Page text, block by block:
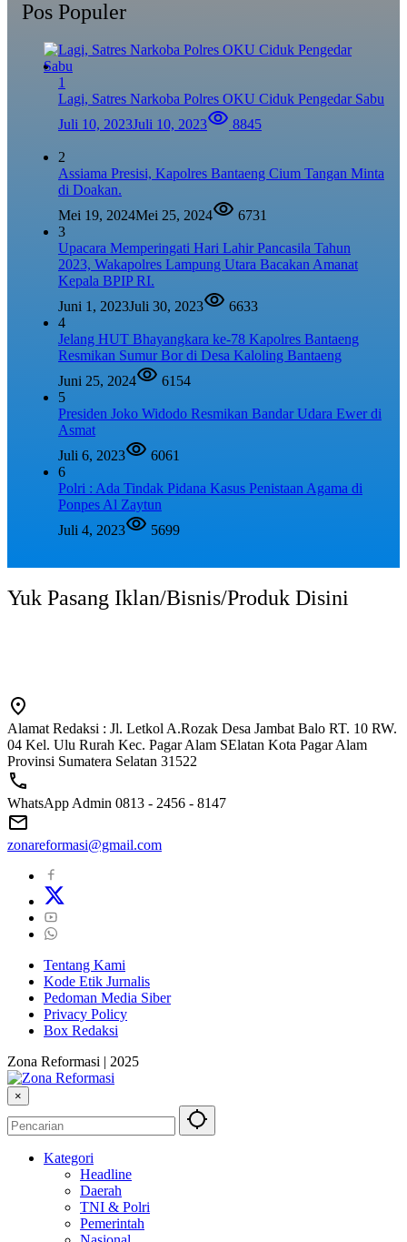
Pos Populer
1
Lagi, Satres Narkoba Polres OKU Ciduk Pengedar Sabu
Juli 10, 2023Juli 10, 2023 8845
2
Assiama Presisi, Kapolres Bantaeng Cium Tangan Minta
di Doakan.
Mei 19, 2024Mei 25, 2024
6731
3
Upacara Memperingati Hari Lahir Pancasila Tahun
2023, Wakapolres Lampung Utara Bacakan Amanat
Kepala BPIP RI.
Juni 1, 2023Juli 30, 2023
6633
4
Jelang HUT Bhayangkara ke-78 Kapolres Bantaeng
Resmikan Sumur Bor di Desa Kaloling Bantaeng
Juni 25, 2024
6154
5
Presiden Joko Widodo Resmikan Bandar Udara Ewer di
Asmat
Juli 6, 2023
6061
6
Polri : Ada Tindak Pidana Kasus Penistaan Agama di
Ponpes Al Zaytun
Juli 4, 2023
5699
Yuk Pasang Iklan/Bisnis/Produk Disini
Alamat Redaksi : Jl. Letkol A.Rozak Desa Jambat Balo RT. 10 RW.
04 Kel. Ulu Rurah Kec. Pagar Alam SElatan Kota Pagar Alam
Provinsi Sumatera Selatan 31522
WhatsApp Admin 0813 - 2456 - 8147
zonareformasi@gmail.com
Tentang Kami
Kode Etik Jurnalis
Pedoman Media Siber
Privacy Policy
Box Redaksi
Zona Reformasi | 2025
×
Kategori
Headline
Daerah
TNI & Polri
Pemerintah